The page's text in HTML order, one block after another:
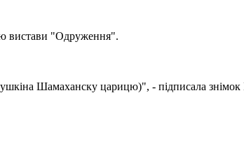
вистави "Одруження".
Шамаханску царицю)", - підписала знімок